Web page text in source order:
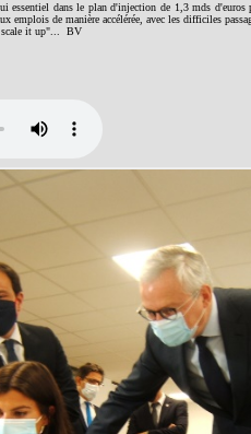
essentiel dans le plan d'injection de 1,3 mds
emplois de manière accélérée, avec les difficiles
scale it up"... BV